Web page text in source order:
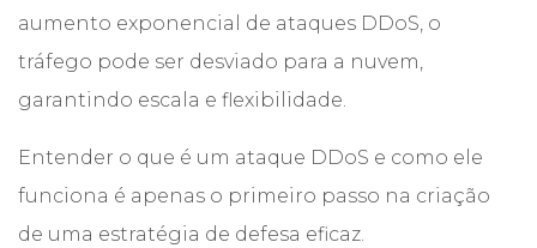
aumento exponencial de ataques DDoS, o
tráfego pode ser desviado para a nuvem,
garantindo escala e flexibilidade.
Entender o que é um ataque DDoS e como ele
funciona é apenas o primeiro passo na criação
de uma estratégia de defesa eficaz.